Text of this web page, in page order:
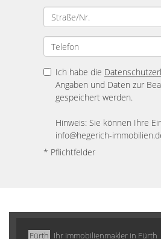
Ich habe die
Angaben und Daten zur
gespeichert werden.
Hinweis: Sie können Ihre
info@hegerich-
* Pflichtfelder
Fürth Ihr Immobilienmakler in Fürth